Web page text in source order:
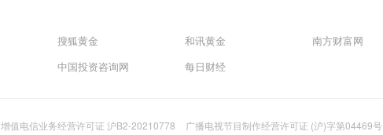
搜狐黄金 和讯黄金 南方财富网
中国投资咨询网 每日财经
增值电信业务经营许可证 沪B2-20210778 广播电视节目制作经营许可证 (沪)字第04469号